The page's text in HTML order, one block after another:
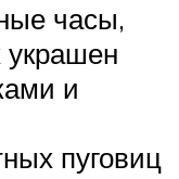
часы,
украшен
и
пуговиц